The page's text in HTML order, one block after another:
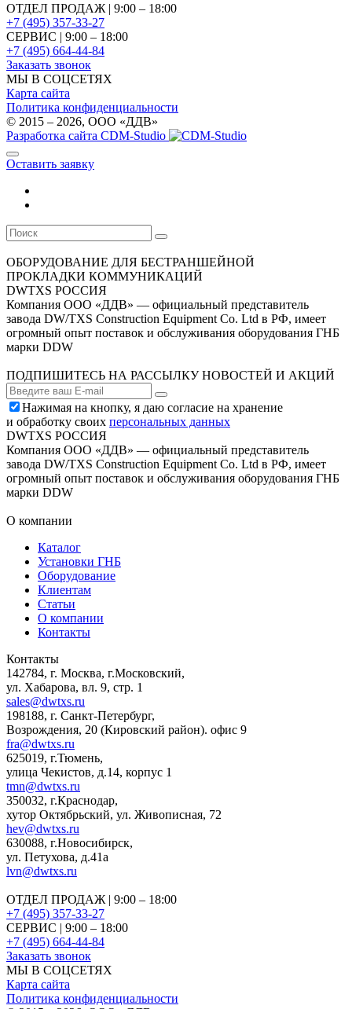
ОТДЕЛ ПРОДАЖ | 9:00 – 18:00
+7 (495) 357-33-27
СЕРВИС | 9:00 – 18:00
+7 (495) 664-44-84
Заказать звонок
МЫ В СОЦСЕТЯХ
Карта сайта
Политика конфиденциальности
© 2015 – 2026, OOO «ДДВ»
Разработка сайта CDM-Studio
Оставить заявку
ОБОРУДОВАНИЕ ДЛЯ БЕСТРАНШЕЙНОЙ
ПРОКЛАДКИ КОММУНИКАЦИЙ
DWTXS РОССИЯ
Компания ООО «ДДВ» — официальный представитель
завода DW/TXS Construction Equipment Co. Ltd в РФ, имеет
огромный опыт поставок и обслуживания оборудования ГНБ
марки DDW
ПОДПИШИТЕСЬ НА РАССЫЛКУ НОВОСТЕЙ И АКЦИЙ
Нажимая на кнопку, я даю согласие на хранение
и обработку своих персональных данных
DWTXS РОССИЯ
Компания ООО «ДДВ» — официальный представитель
завода DW/TXS Construction Equipment Co. Ltd в РФ, имеет
огромный опыт поставок и обслуживания оборудования ГНБ
марки DDW
О компании
Каталог
Установки ГНБ
Оборудование
Клиентам
Статьи
О компании
Контакты
Контакты
142784, г. Москва, г.Московский,
ул. Хабарова, вл. 9, стр. 1
sales@dwtxs.ru
198188, г. Санкт-Петербург,
Возрождения, 20 (Кировский район). офис 9
fra@dwtxs.ru
625019, г.Тюмень,
улица Чекистов, д.14, корпус 1
tmn@dwtxs.ru
350032, г.Краснодар,
хутор Октябрьский, ул. Живописная, 72
hev@dwtxs.ru
630088, г.Новосибирск,
ул. Петухова, д.41а
lvn@dwtxs.ru
ОТДЕЛ ПРОДАЖ | 9:00 – 18:00
+7 (495) 357-33-27
СЕРВИС | 9:00 – 18:00
+7 (495) 664-44-84
Заказать звонок
МЫ В СОЦСЕТЯХ
Карта сайта
Политика конфиденциальности